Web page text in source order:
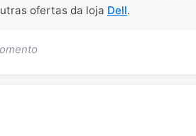
ofertas da loja Dell.